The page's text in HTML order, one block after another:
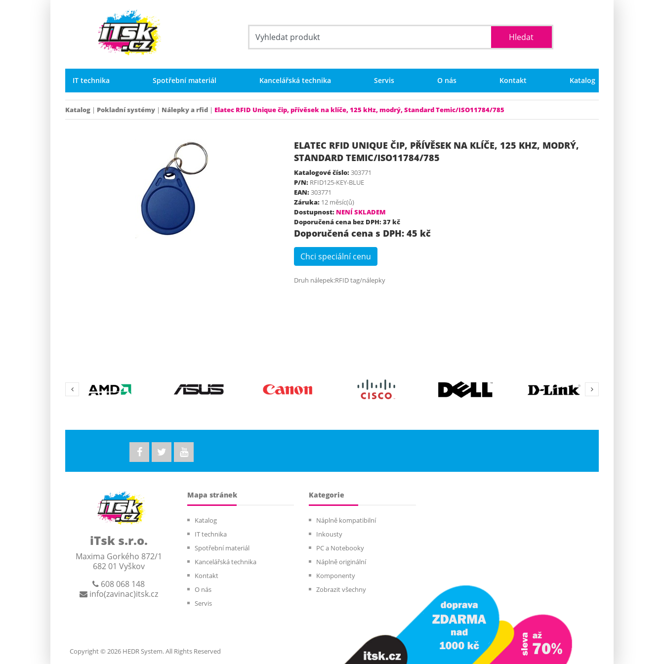
IT technika Spotřební materiál Kancelářská technika Servis O nás Kontakt Katalog
Katalog | Pokladní systémy | Nálepky a rfid | Elatec RFID Unique čip, přívěsek na klíče, 125 kHz, modrý, Standard Temic/ISO11784/785
ELATEC RFID UNIQUE ČIP, PŘÍVĚSEK NA KLÍČE, 125 KHZ, MODRÝ,
STANDARD TEMIC/ISO11784/785
Katalogové číslo:303771
P/N:RFID125-KEY-BLUE
EAN:303771
Záruka:12 měsíc(ů)
Dostupnost: NENÍ SKLADEM
Doporučená cena bez DPH: 37 kč
Doporučená cena s DPH: 45 kč
Chci speciální cenu
Druh nálepek:RFID tag/nálepky
iTsk s.r.o.
Maxima Gorkého 872/1
682 01 Vyškov
608 068 148
info(zavinac)itsk.cz
Mapa stránek
Katalog
IT technika
Spotřební materiál
Kancelářská technika
Kontakt
O nás
Servis
Kategorie
Náplně kompatibilní
Inkousty
PC a Notebooky
Náplně originální
Komponenty
Zobrazit všechny
Copyright © 2026 HEDR System. All Rights Reserved